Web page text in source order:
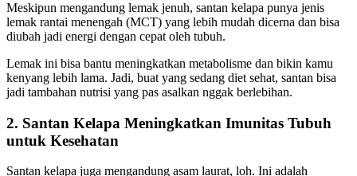
Meskipun mengandung lemak jenuh, santan kelapa punya jenis
lemak rantai menengah (MCT) yang lebih mudah dicerna dan bisa
diubah jadi energi dengan cepat oleh tubuh.
Lemak ini bisa bantu meningkatkan metabolisme dan bikin kamu
kenyang lebih lama. Jadi, buat yang sedang diet sehat, santan bisa
jadi tambahan nutrisi yang pas asalkan nggak berlebihan.
2. Santan Kelapa Meningkatkan Imunitas Tubuh
untuk Kesehatan
Santan kelapa juga mengandung asam laurat, loh. Ini adalah